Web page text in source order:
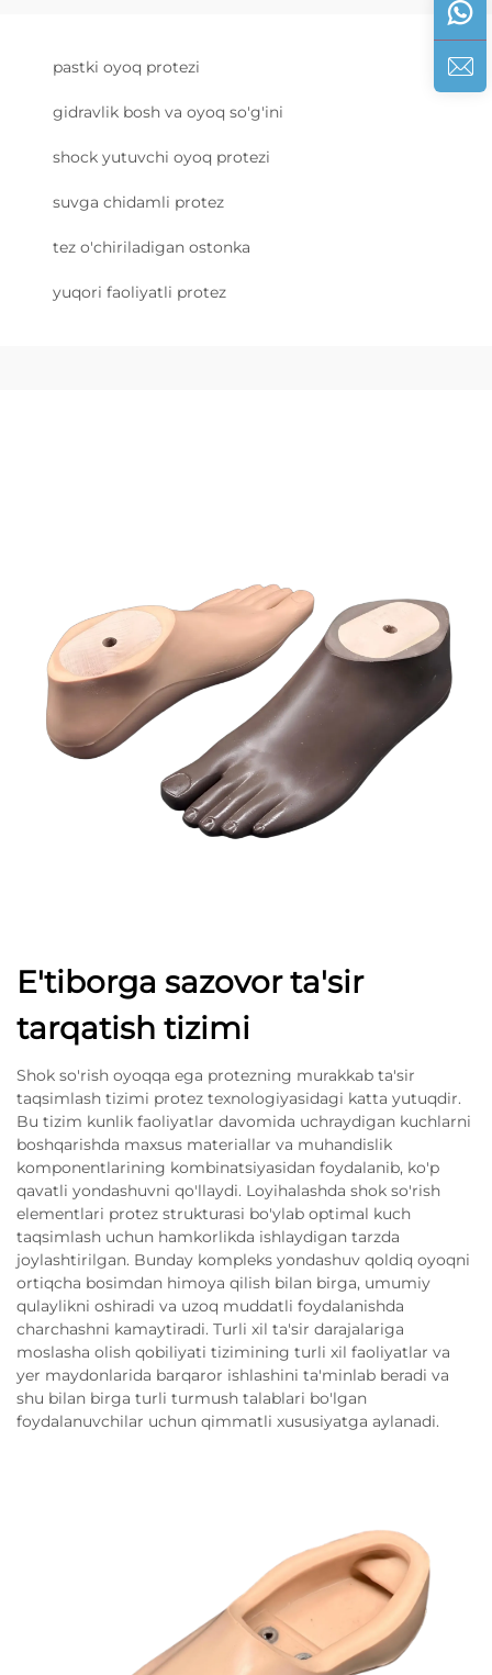
pastki oyoq protezi
gidravlik bosh va oyoq so'g'ini
shock yutuvchi oyoq protezi
suvga chidamli protez
tez o'chiriladigan ostonka
yuqori faoliyatli protez
E'tiborga sazovor ta'sir
tarqatish tizimi
Shok so'rish oyoqqa ega protezning murakkab ta'sir
taqsimlash tizimi protez texnologiyasidagi katta yutuqdir.
Bu tizim kunlik faoliyatlar davomida uchraydigan kuchlarni
boshqarishda maxsus materiallar va muhandislik
komponentlarining kombinatsiyasidan foydalanib, ko'p
qavatli yondashuvni qo'llaydi. Loyihalashda shok so'rish
elementlari protez strukturasi bo'ylab optimal kuch
taqsimlash uchun hamkorlikda ishlaydigan tarzda
joylashtirilgan. Bunday kompleks yondashuv qoldiq oyoqni
ortiqcha bosimdan himoya qilish bilan birga, umumiy
qulaylikni oshiradi va uzoq muddatli foydalanishda
charchashni kamaytiradi. Turli xil ta'sir darajalariga
moslasha olish qobiliyati tizimining turli xil faoliyatlar va
yer maydonlarida barqaror ishlashini ta'minlab beradi va
shu bilan birga turli turmush talablari bo'lgan
foydalanuvchilar uchun qimmatli xususiyatga aylanadi.